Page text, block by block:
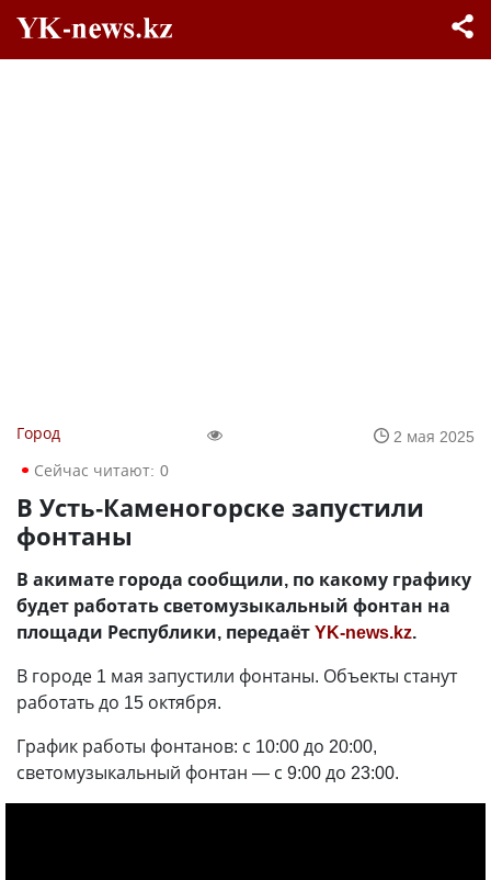
Город
2 мая 2025
Сейчас читают: 0
В Усть-Каменогорске запустили
фонтаны
В акимате города сообщили, по какому графику
будет работать светомузыкальный фонтан на
площади Республики, передаётYK-news.kz.
В городе 1 мая запустили фонтаны. Объекты станут
работать до 15 октября.
График работы фонтанов: с 10:00 до 20:00,
светомузыкальный фонтан — с 9:00 до 23:00.